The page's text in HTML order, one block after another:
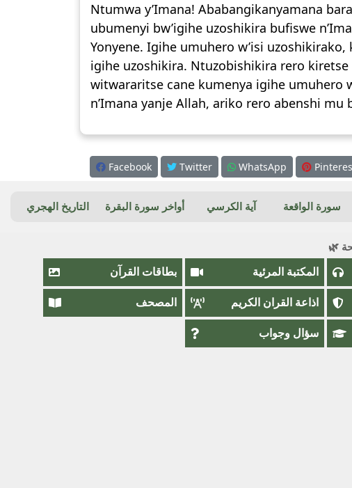
Ntumwa y’Imana! Ababangikanyamana
ubumenyi bw’igihe uzoshikira bufiswe
Yonyene. Igihe umuhero w’isi
igihe uzoshikira. Ntuzobishikira rero kiretse
witwararitse cane kumenya igihe umuhero
n’Imana yanje Allah, ariko rero abenshi mu
Facebook Twitter WhatsApp
سورة الواقعة آية الكرسي أواخر سورة البقرة التاريخ الهجري
🌿
المكتبة المرئية بطاقات القرآن
اذاعة القران الكريم المصحف
سؤال وجواب